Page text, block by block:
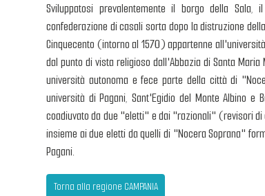
Sviluppatosi prevalentemente il borgo della
confederazione di casali sorta dopo la distruzione
Cinquecento (intorno al 1570) appartenne
dal punto di vista religioso dall'Abbazia di Santa
università autonoma e fece parte della città di
università di Pagani, Sant'Egidio del Monte Albino
coadiuvato da due "eletti" e dai "razionali" (revisori
insieme ai due eletti da quelli di "Nocera Soprana"
Pagani.
Torna alla regione CAMPANIA